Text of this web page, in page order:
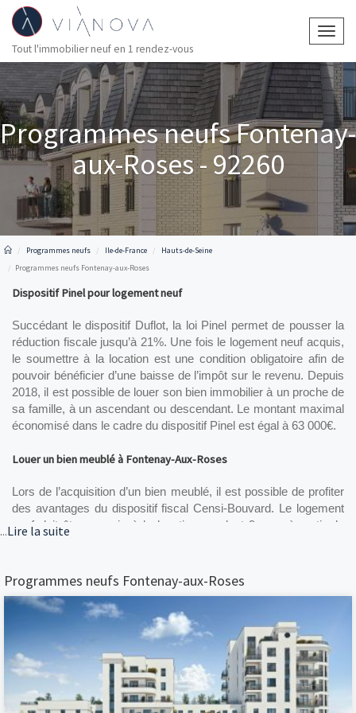
Tout l'immobilier neuf en 1 rendez-vous
Programmes neufs Fontenay-
aux-Roses - 92260
Programmes neufs Ile-de-France
Hauts-de-Seine
Programmes neufs Fontenay-aux-Roses
Dispositif Pinel pour logement neuf
Succédant le dispositif Duflot, la loi Pinel permet de pousser la
réduction fiscale jusqu’à 21%. Une fois le logement neuf acquis,
le soumettre à la location est une condition obligatoire afin de
pouvoir bénéficier d’une baisse de l’impôt sur le revenu. Depuis
2018, il est possible de louer son bien immobilier à un proche de
sa famille, à un ascendant ou descendant. Le montant maximal
économisé dans le cadre du dispositif Pinel est égal à 63 000€.
Louer un bien meublé à Fontenay-Aux-Roses
Lors de l’acquisition d’un bien meublé, il est possible de profiter
des avantages du dispositif fiscal Censi-Bouvard. Le logement
neuf doit être soumis à la location pendant 9 ans, à partir de
prestation de service à savoir une résidence étudiante ou senior,
ou encore un lieu de santé publique.
Des frais annexes réduits dans le cas d’un investissement dans le
En plus d’un confort optimisé et d’un agencement sur-mesure,
le fait d’acquérir un bien récemment construit vous décharge de
plusieurs frais annexes. Les charges d’entretien et de
...Lire la suite
Programmes neufs Fontenay-aux-Roses